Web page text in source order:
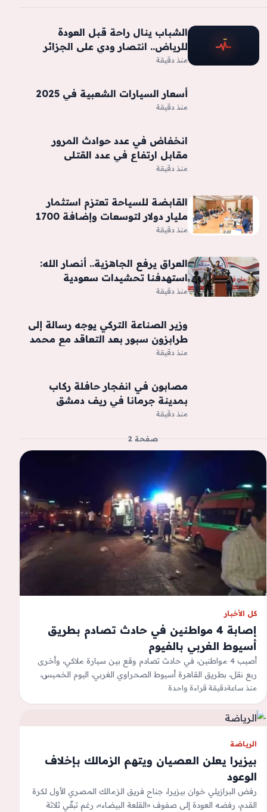
الشباب ينال راحة قبل العودة
للرياض.. انتصار ودي على الجزائر
منذ دقيقة
أسعار السيارات الشعبية في 2025
منذ دقيقة
انخفاض في عدد حوادث المرور
مقابل ارتفاع في عدد القتلى
منذ دقيقة
القابضة للسياحة تعتزم استثمار
مليار دولار لتوسعات وإضافة 1700
غرفة فندقية جديدة -جريدة المال
منذ دقيقة
العراق يرفع الجاهزية.. أنصار الله:
استهدفنا تحشيدات سعودية
بصواريخ ومسيّرات
منذ دقيقة
وزير الصناعة التركي يوجه رسالة إلى
طرابزون سبور بعد التعاقد مع محمد
صلاح «فيديو»
منذ دقيقة
مصابون في انفجار حافلة ركاب
بمدينة جرمانا في ريف دمشق
منذ دقيقة
صفحة 2
كل الأخبار
إصابة 4 مواطنين في حادث تصادم بطريق
أسيوط الغربي بالفيوم
أصيب 4 مواطنين، في حادث تصادم وقع بين سيارة ملاكي، وأخرى
ربع نقل، بطريق القاهرة أسيوط الصحراوي الغربي، اليوم الخميس،
وتم نقل…
منذ ساعةدقيقة قراءة واحدة
الرياضة
بيزيرا يعلن العصيان ويتهم الزمالك بإخلاف
الوعود
رفض البرازيلي خوان بيزيرا، جناح فريق الزمالك المصري الأول لكرة
القدم، رفضه العودة إلى صفوف «القلعة البيضاء»، رغم تبقّي ثلاثة